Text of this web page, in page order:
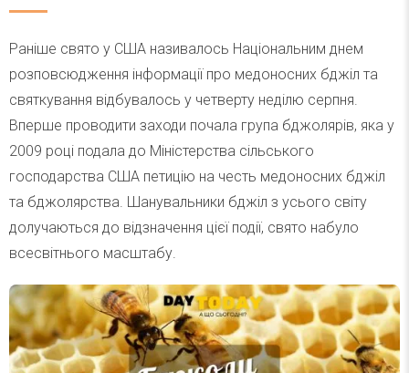
Раніше свято у США називалось Національним днем
розповсюдження інформації про медоносних бджіл та
святкування відбувалось у четверту неділю серпня.
Вперше проводити заходи почала група бджолярів, яка у
2009 році подала до Міністерства сільського
господарства США петицію на честь медоносних бджіл
та бджолярства. Шанувальники бджіл з усього світу
долучаються до відзначення цієї події, свято набуло
всесвітнього масштабу.